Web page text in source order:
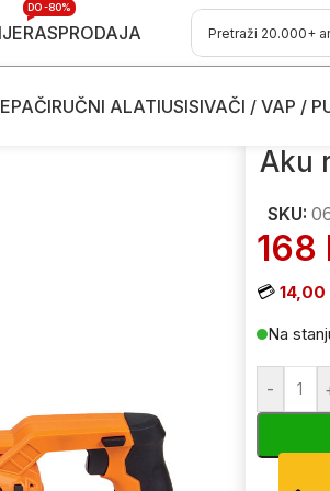
RASPRODAJA
DO -80%
RUČNI ALATIUSISIVAČI / VAP /
Aku recipročna
Aku
SKU:
168
💳 14,00
Na
-